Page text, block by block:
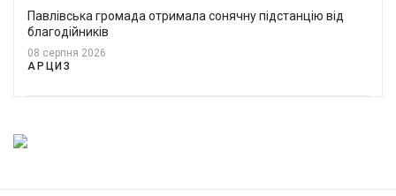
Павлівська громада отримала сонячну підстанцію від
благодійників
08 серпня 2026
АРЦИЗ